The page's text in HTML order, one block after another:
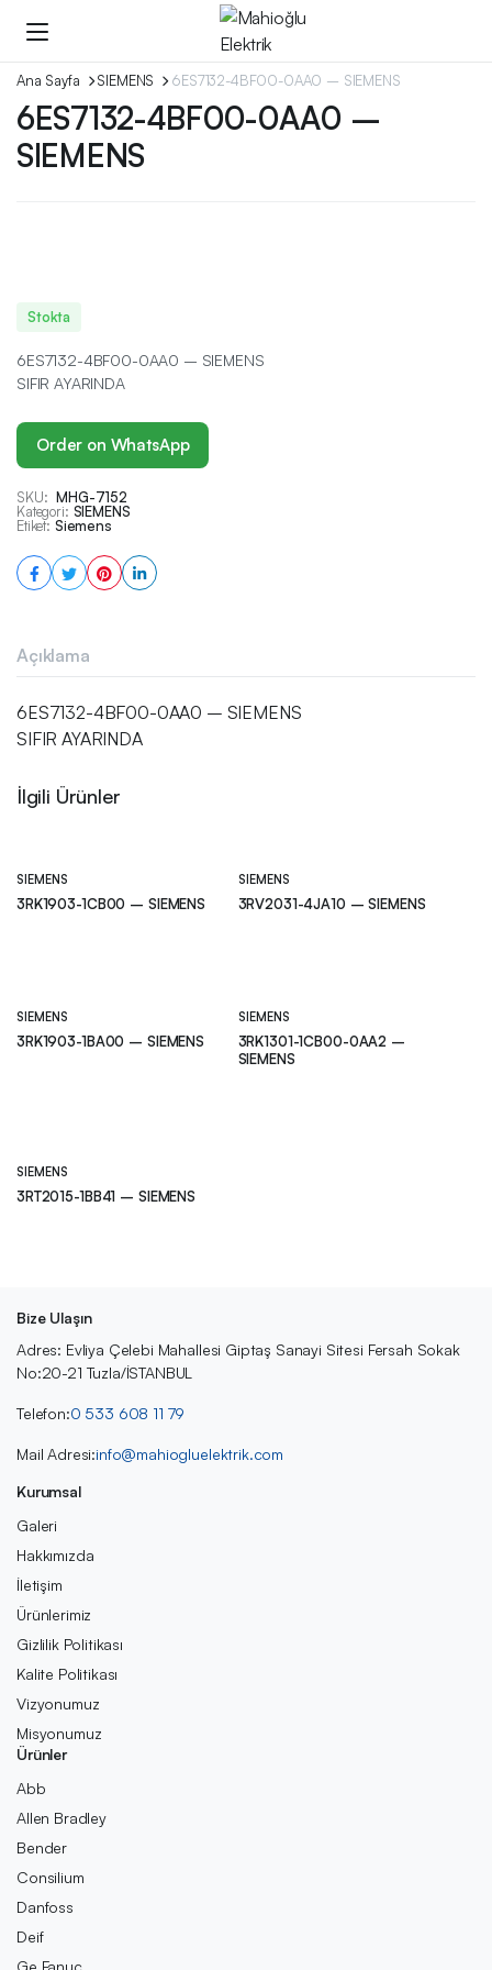
Ana Sayfa SIEMENS 6ES7132-4BF00-0AA0 – SIEMENS
6ES7132-4BF00-0AA0 –
SIEMENS
Stokta
6ES7132-4BF00-0AA0 – SIEMENS
SIFIR AYARINDA
Order on WhatsApp
SKU: MHG-7152
Kategori: SIEMENS
Etiket: Siemens
Açıklama
6ES7132-4BF00-0AA0 – SIEMENS
SIFIR AYARINDA
İlgili Ürünler
SIEMENS
3RK1903-1CB00 – SIEMENS
SIEMENS
3RV2031-4JA10 – SIEMENS
SIEMENS
3RK1903-1BA00 – SIEMENS
SIEMENS
3RK1301-1CB00-0AA2 –
SIEMENS
SIEMENS
3RT2015-1BB41 – SIEMENS
Bize Ulaşın
Adres: Evliya Çelebi Mahallesi Giptaş Sanayi Sitesi Fersah Sokak
No:20-21 Tuzla/İSTANBUL
Telefon:0 533 608 11 79
Mail Adresi:info@mahiogluelektrik.com
Kurumsal
Galeri
Hakkımızda
İletişim
Ürünlerimiz
Gizlilik Politikası
Kalite Politikası
Vizyonumuz
Misyonumuz
Ürünler
Abb
Allen Bradley
Bender
Consilium
Danfoss
Deif